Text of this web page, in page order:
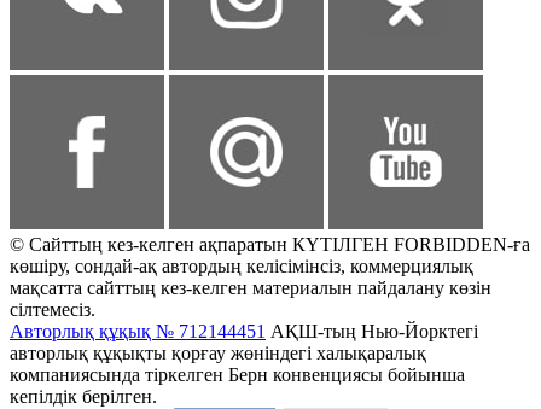
© Сайттың кез-келген ақпаратын КҮТІЛГЕН FORBIDDEN-ға
көшіру, сондай-ақ автордың келісімінсіз, коммерциялық
мақсатта сайттың кез-келген материалын пайдалану көзін
сілтемесіз.
Авторлық құқық № 712144451 АҚШ-тың Нью-Йорктегі
авторлық құқықты қорғау жөніндегі халықаралық
компаниясында тіркелген Берн конвенциясы бойынша
кепілдік берілген.